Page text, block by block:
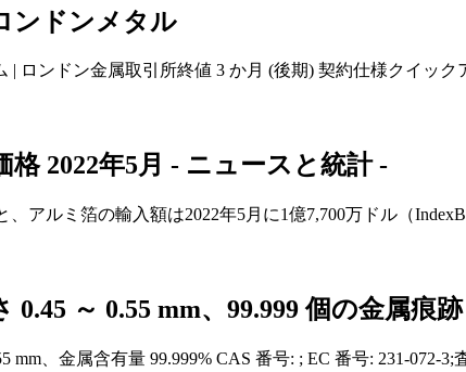
ンドンメタル
| ロンドン金属取引所終値 3 か月 (後期) 契約仕様クイッ
2022年5月 - ニュースと統計 -
、アルミ箔の輸入額は2022年5月に1億7,700万ドル（
～ 0.55 mm、99.999 個の金属痕
mm、金属含有量 99.999% CAS 番号: ; EC 番号: 231-072-